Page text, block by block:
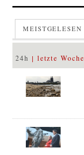
MEISTGELESEN
24h letzte Woche